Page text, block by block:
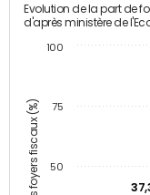
Part des foyers fiscaux (%)
Evolution de la part de
d'après ministère de
50
75
100